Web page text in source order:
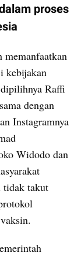
proses
memanfaatkan
kebijakan
Raffi
dengan
Instagramnya
Widodo dan
tidak takut